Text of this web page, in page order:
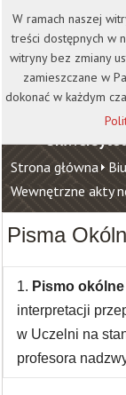
Wirtualna Uczelnia
Strona główna
Wewnętrzne akty
Pisma
1. Pismo
interpretacji
w Uczelni na
profesora
W ramach naszej
treści dostępnych w
witryny bez zmiany
zamieszczane w
dokonać w każdym